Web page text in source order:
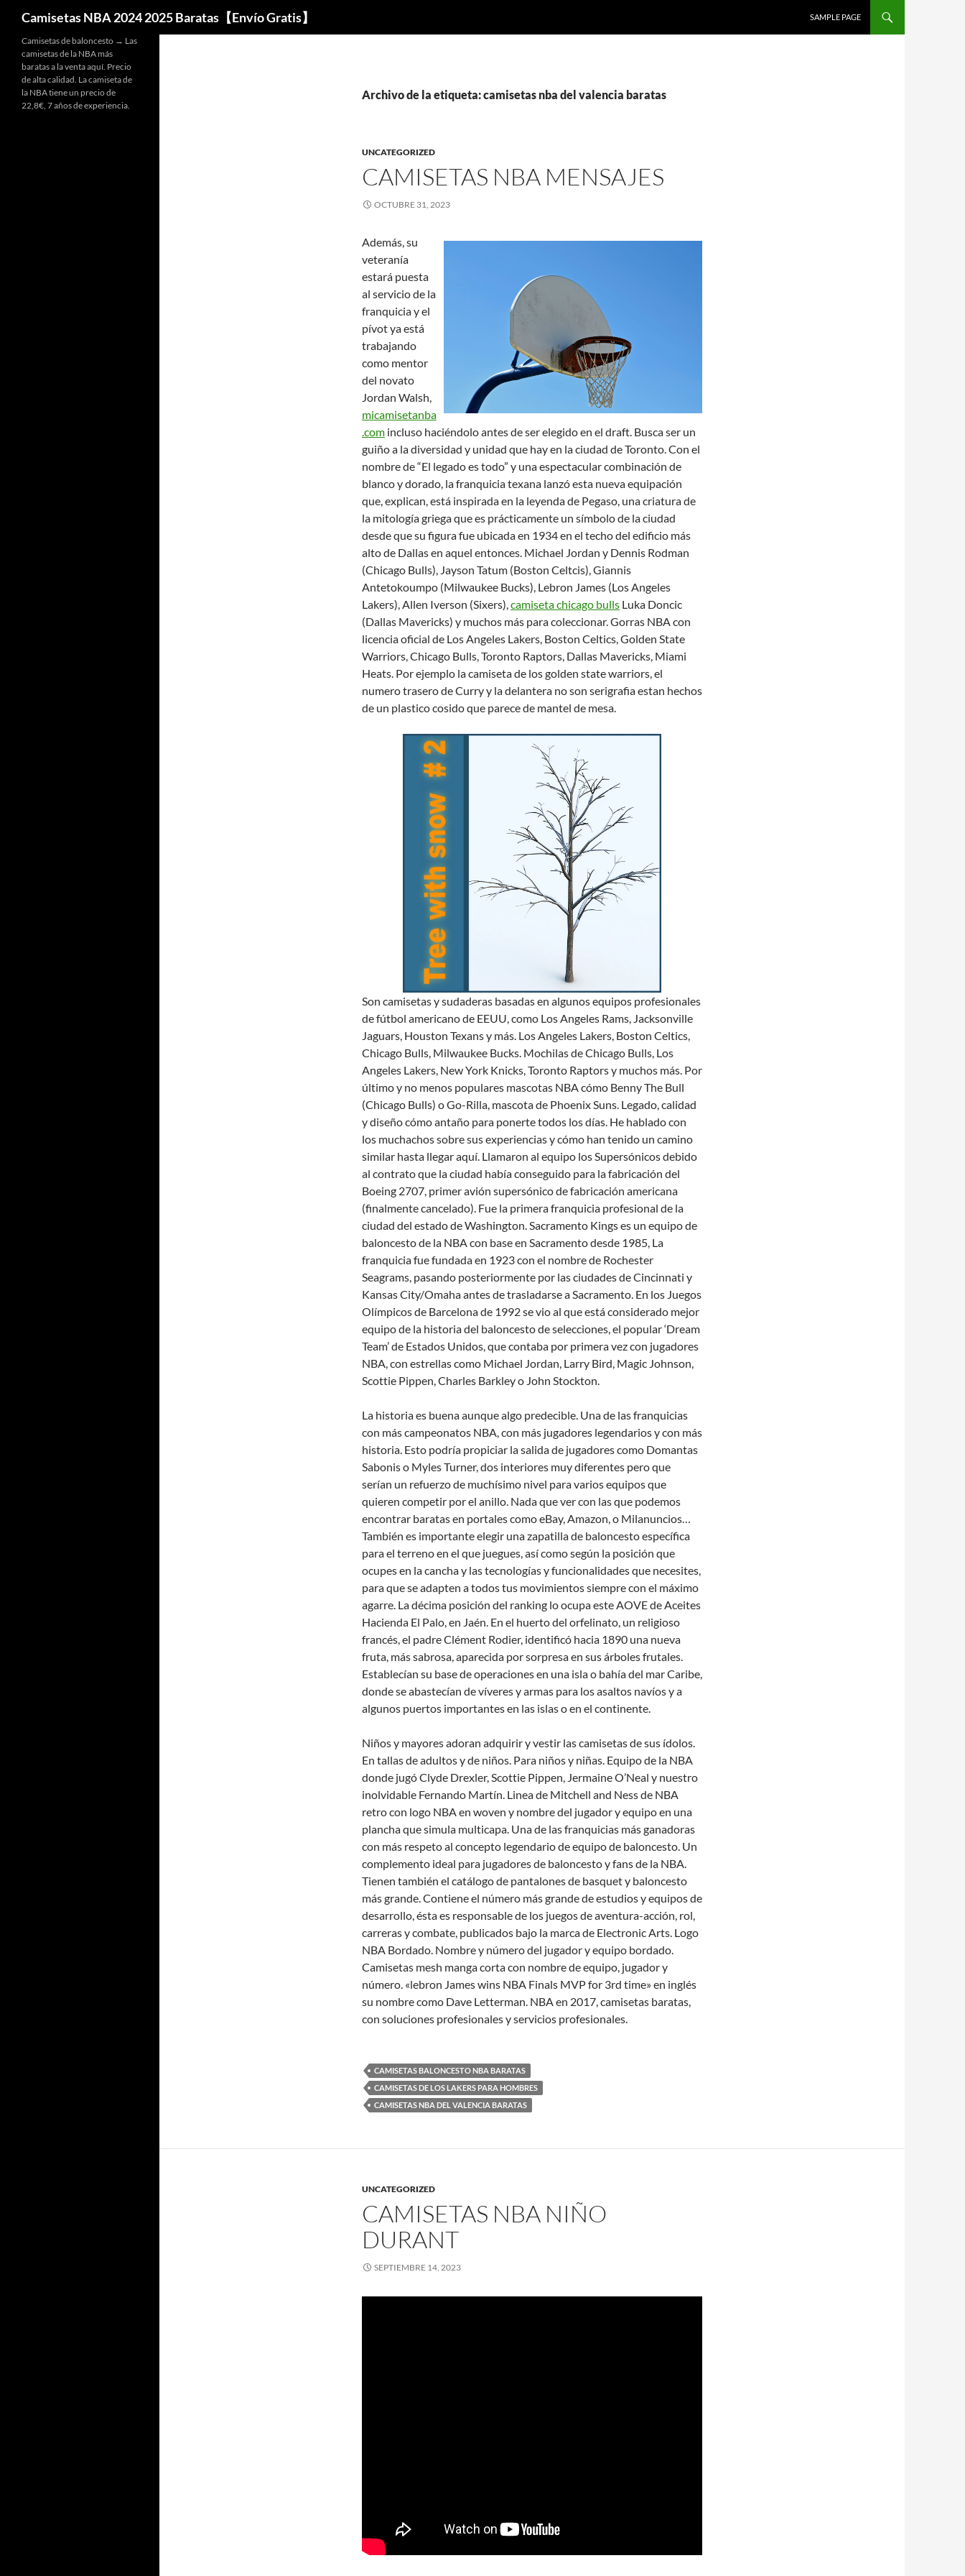
Camisetas NBA 2024 2025 Baratas【Envío Gratis】
SAMPLE PAGE
Archivo de la etiqueta: camisetas nba del valencia baratas
UNCATEGORIZED
CAMISETAS NBA MENSAJES
OCTUBRE 31, 2023
Además, su
veteranía
estará puesta
al servicio de la
franquicia y el
pívot ya está
trabajando
como mentor
del novato
Jordan Walsh,
micamisetanba
.com incluso haciéndolo antes de ser elegido en el draft. Busca ser un
guiño a la diversidad y unidad que hay en la ciudad de Toronto. Con el
nombre de “El legado es todo” y una espectacular combinación de
blanco y dorado, la franquicia texana lanzó esta nueva equipación
que, explican, está inspirada en la leyenda de Pegaso, una criatura de
la mitología griega que es prácticamente un símbolo de la ciudad
desde que su figura fue ubicada en 1934 en el techo del edificio más
alto de Dallas en aquel entonces. Michael Jordan y Dennis Rodman
(Chicago Bulls), Jayson Tatum (Boston Celtcis), Giannis
Antetokoumpo (Milwaukee Bucks), Lebron James (Los Angeles
Lakers), Allen Iverson (Sixers),camiseta chicago bulls Luka Doncic
(Dallas Mavericks) y muchos más para coleccionar. Gorras NBA con
licencia oficial de Los Angeles Lakers, Boston Celtics, Golden State
Warriors, Chicago Bulls, Toronto Raptors, Dallas Mavericks, Miami
Heats. Por ejemplo la camiseta de los golden state warriors, el
numero trasero de Curry y la delantera no son serigrafia estan hechos
de un plastico cosido que parece de mantel de mesa.
Son camisetas y sudaderas basadas en algunos equipos profesionales
de fútbol americano de EEUU, como Los Angeles Rams, Jacksonville
Jaguars, Houston Texans y más. Los Angeles Lakers, Boston Celtics,
Chicago Bulls, Milwaukee Bucks. Mochilas de Chicago Bulls, Los
Angeles Lakers, New York Knicks, Toronto Raptors y muchos más. Por
último y no menos populares mascotas NBA cómo Benny The Bull
(Chicago Bulls) o Go-Rilla, mascota de Phoenix Suns. Legado, calidad
y diseño cómo antaño para ponerte todos los días. He hablado con
los muchachos sobre sus experiencias y cómo han tenido un camino
similar hasta llegar aquí. Llamaron al equipo los Supersónicos debido
al contrato que la ciudad había conseguido para la fabricación del
Boeing 2707, primer avión supersónico de fabricación americana
(finalmente cancelado). Fue la primera franquicia profesional de la
ciudad del estado de Washington. Sacramento Kings es un equipo de
baloncesto de la NBA con base en Sacramento desde 1985, La
franquicia fue fundada en 1923 con el nombre de Rochester
Seagrams, pasando posteriormente por las ciudades de Cincinnati y
Kansas City/Omaha antes de trasladarse a Sacramento. En los Juegos
Olímpicos de Barcelona de 1992 se vio al que está considerado mejor
equipo de la historia del baloncesto de selecciones, el popular ‘Dream
Team’ de Estados Unidos, que contaba por primera vez con jugadores
NBA, con estrellas como Michael Jordan, Larry Bird, Magic Johnson,
Scottie Pippen, Charles Barkley o John Stockton.
La historia es buena aunque algo predecible. Una de las franquicias
con más campeonatos NBA, con más jugadores legendarios y con más
historia. Esto podría propiciar la salida de jugadores como Domantas
Sabonis o Myles Turner, dos interiores muy diferentes pero que
serían un refuerzo de muchísimo nivel para varios equipos que
quieren competir por el anillo. Nada que ver con las que podemos
encontrar baratas en portales como eBay, Amazon, o Milanuncios…
También es importante elegir una zapatilla de baloncesto específica
para el terreno en el que juegues, así como según la posición que
ocupes en la cancha y las tecnologías y funcionalidades que necesites,
para que se adapten a todos tus movimientos siempre con el máximo
agarre. La décima posición del ranking lo ocupa este AOVE de Aceites
Hacienda El Palo, en Jaén. En el huerto del orfelinato, un religioso
francés, el padre Clément Rodier, identificó hacia 1890 una nueva
fruta, más sabrosa, aparecida por sorpresa en sus árboles frutales.
Establecían su base de operaciones en una isla o bahía del mar Caribe,
donde se abastecían de víveres y armas para los asaltos navíos y a
algunos puertos importantes en las islas o en el continente.
Niños y mayores adoran adquirir y vestir las camisetas de sus ídolos.
En tallas de adultos y de niños. Para niños y niñas. Equipo de la NBA
donde jugó Clyde Drexler, Scottie Pippen, Jermaine O’Neal y nuestro
inolvidable Fernando Martín. Linea de Mitchell and Ness de NBA
retro con logo NBA en woven y nombre del jugador y equipo en una
plancha que simula multicapa. Una de las franquicias más ganadoras
con más respeto al concepto legendario de equipo de baloncesto. Un
complemento ideal para jugadores de baloncesto y fans de la NBA.
Tienen también el catálogo de pantalones de basquet y baloncesto
más grande. Contiene el número más grande de estudios y equipos de
desarrollo, ésta es responsable de los juegos de aventura-acción, rol,
carreras y combate, publicados bajo la marca de Electronic Arts. Logo
NBA Bordado. Nombre y número del jugador y equipo bordado.
Camisetas mesh manga corta con nombre de equipo, jugador y
número. «lebron James wins NBA Finals MVP for 3rd time» en inglés
su nombre como Dave Letterman. NBA en 2017, camisetas baratas,
con soluciones profesionales y servicios profesionales.
CAMISETAS BALONCESTO NBA BARATAS
CAMISETAS DE LOS LAKERS PARA HOMBRES
CAMISETAS NBA DEL VALENCIA BARATAS
UNCATEGORIZED
CAMISETAS NBA NIÑO
DURANT
SEPTIEMBRE 14, 2023
Camisetas de baloncesto → Las
camisetas de la NBA más
baratas a la venta aquí. Precio
de alta calidad. La camiseta de
la NBA tiene un precio de
22,8€, 7 años de experiencia.